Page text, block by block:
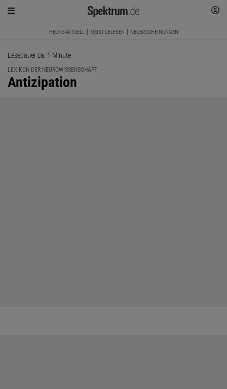
HEUTE AKTUELL MEISTGELESEN NEUERSCHEINUNGEN
Lesedauer ca. 1 Minute
LEXIKON DER NEUROWISSENSCHAFT
:
Antizipation